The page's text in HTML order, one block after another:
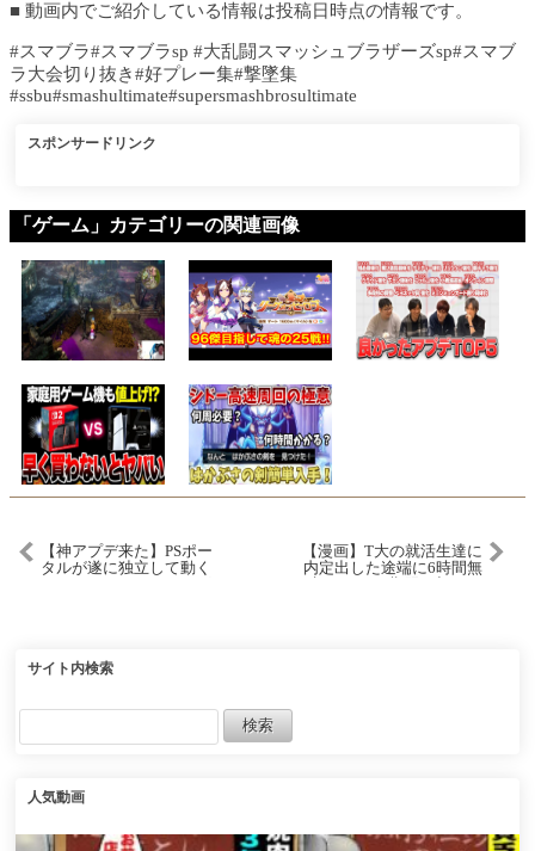
■ 動画内でご紹介している情報は投稿日時点の情報です。
#スマブラ#スマブラsp #大乱闘スマッシュブラザーズsp#スマブ
ラ大会切り抜き#好プレー集#撃墜集
#ssbu#smashultimate#supersmashbrosultimate
スポンサードリンク
「ゲーム」カテゴリーの関連画像
【神アプデ来た】PSポー
タルが遂に独立して動く
【漫画】T大の就活生達に
内定出した途端に6時間無
サイト内検索
人気動画